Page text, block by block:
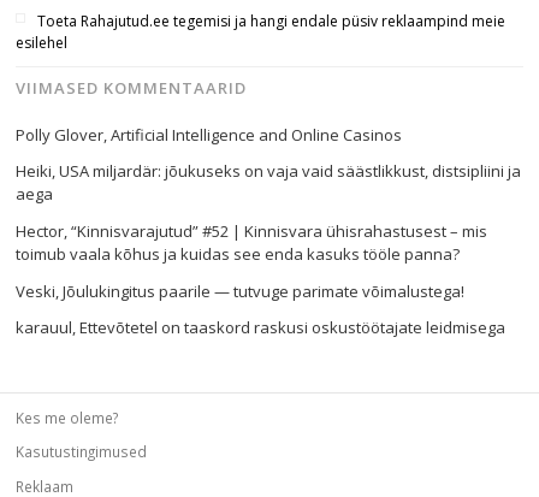
Toeta Rahajutud.ee tegemisi ja hangi endale püsiv reklaampind meie
esilehel
VIIMASED KOMMENTAARID
Polly Glover,Artificial Intelligence and Online Casinos
Heiki,USA miljardär: jõukuseks on vaja vaid säästlikkust, distsipliini ja
aega
Hector,“Kinnisvarajutud” #52 | Kinnisvara ühisrahastusest – mis
toimub vaala kõhus ja kuidas see enda kasuks tööle panna?
Veski,Jõulukingitus paarile — tutvuge parimate võimalustega!
karauul,Ettevõtetel on taaskord raskusi oskustöötajate leidmisega
Kes me oleme?
Kasutustingimused
Reklaam